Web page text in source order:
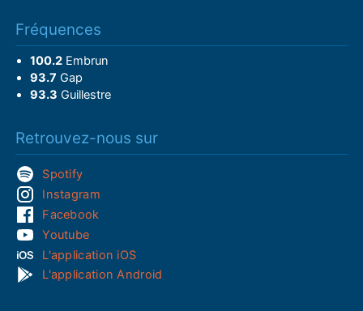
Fréquences
100.2Embrun
93.7 Gap
93.3 Guillestre
Retrouvez-nous sur
Spotify
Instagram
Facebook
Youtube
L'application iOS
L'application Android